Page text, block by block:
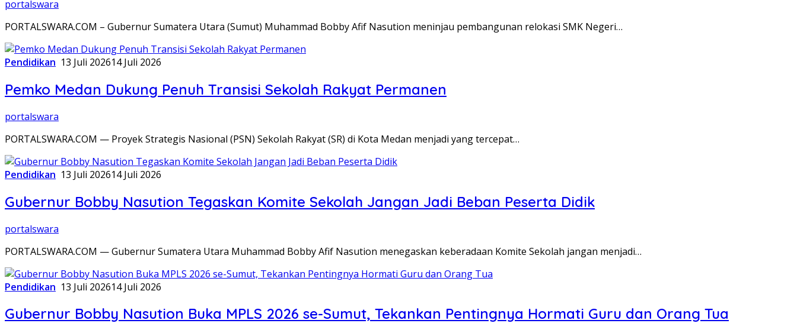
portalswara
PORTALSWARA.COM – Gubernur Sumatera Utara (Sumut) Muhammad Bobby Afif Nasution meninjau pembangunan relokasi SMK Negeri…
Pendidikan 13 Juli 202614 Juli 2026
Pemko Medan Dukung Penuh Transisi Sekolah Rakyat Permanen
portalswara
PORTALSWARA.COM — Proyek Strategis Nasional (PSN) Sekolah Rakyat (SR) di Kota Medan menjadi yang tercepat…
Pendidikan 13 Juli 202614 Juli 2026
Gubernur Bobby Nasution Tegaskan Komite Sekolah Jangan Jadi Beban Peserta Didik
portalswara
PORTALSWARA.COM — Gubernur Sumatera Utara Muhammad Bobby Afif Nasution menegaskan keberadaan Komite Sekolah jangan menjadi…
Pendidikan 13 Juli 202614 Juli 2026
Gubernur Bobby Nasution Buka MPLS 2026 se-Sumut, Tekankan Pentingnya Hormati Guru dan Orang Tua